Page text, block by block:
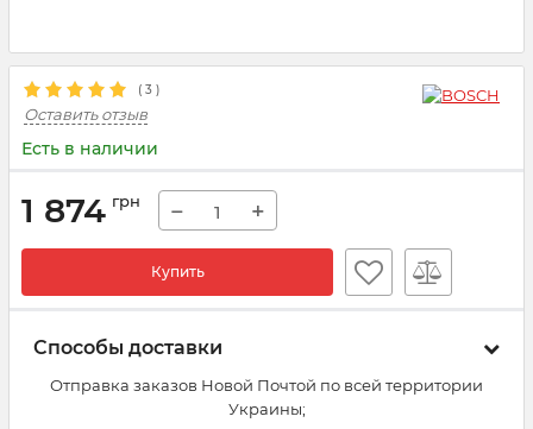
( 3 )
Оставить отзыв
Есть в наличии
1 874 грн − +
Купить
Способы доставки
Отправка заказов Новой Почтой по всей территории
Украины;